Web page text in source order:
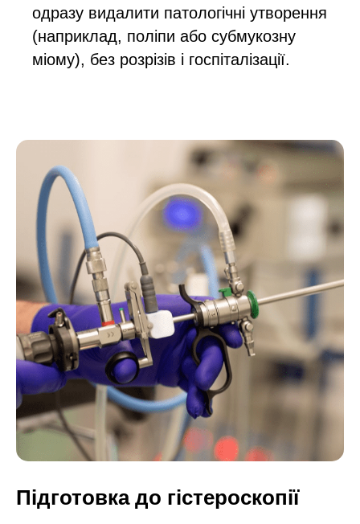
одразу видалити патологічні утворення
(наприклад, поліпи або субмукозну
міому), без розрізів і госпіталізації.
Підготовка до гістероскопії